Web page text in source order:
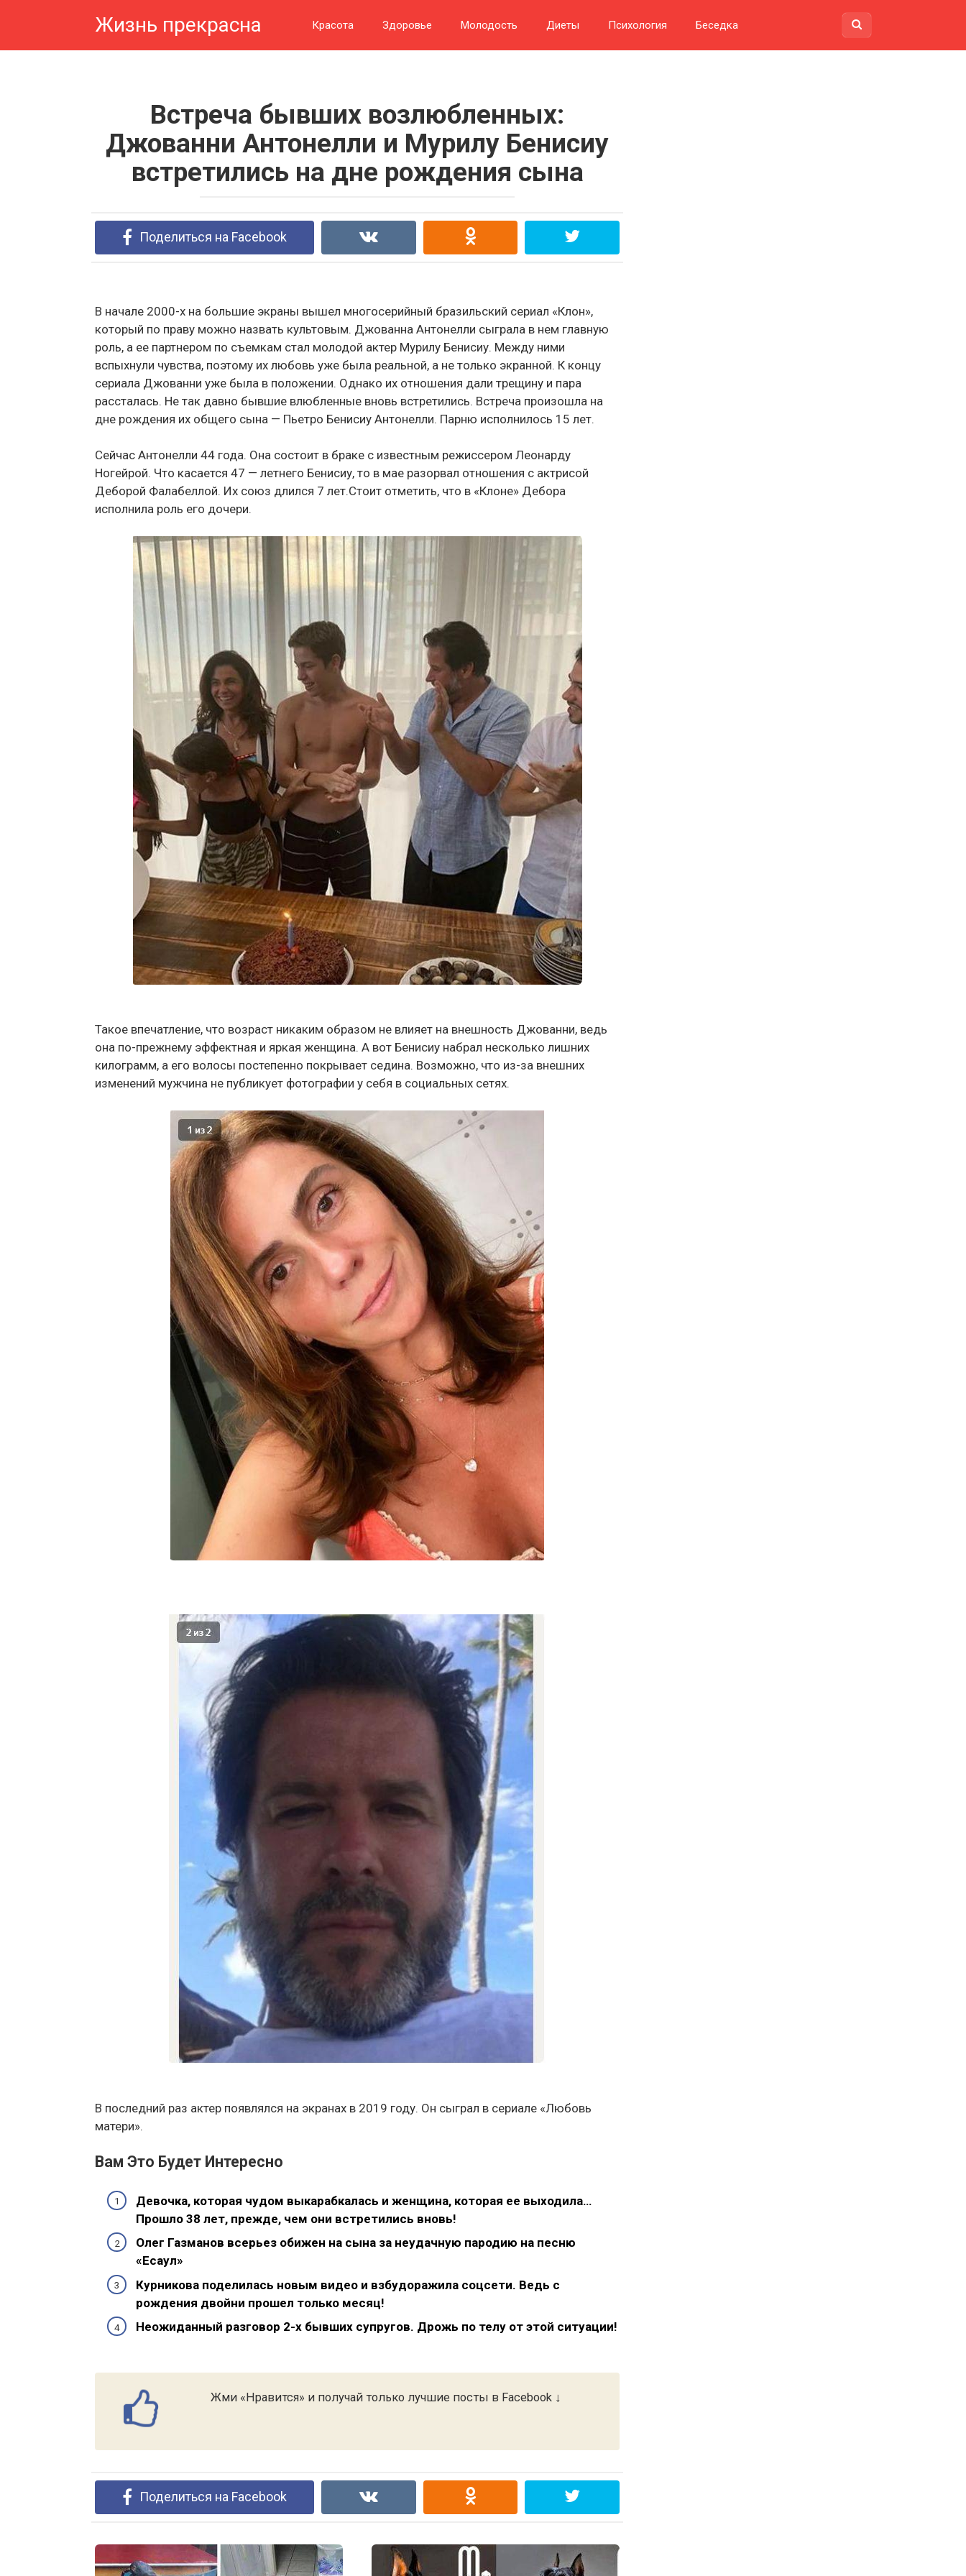
Жизнь прекрасна Красота Здоровье Молодость Диеты Психология Беседка
Встреча бывших возлюбленных:
Джованни Антонелли и Мурилу Бенисиу
встретились на дне рождения сына
Поделиться на Facebook
В начале 2000-х на большие экраны вышел многосерийный бразильский сериал «Клон»,
который по праву можно назвать культовым. Джованна Антонелли сыграла в нем главную
роль, а ее партнером по съемкам стал молодой актер Мурилу Бенисиу. Между ними
вспыхнули чувства, поэтому их любовь уже была реальной, а не только экранной. К концу
сериала Джованни уже была в положении. Однако их отношения дали трещину и пара
рассталась. Не так давно бывшие влюбленные вновь встретились. Встреча произошла на
дне рождения их общего сына — Пьетро Бенисиу Антонелли. Парню исполнилось 15 лет.
Сейчас Антонелли 44 года. Она состоит в браке с известным режиссером Леонарду
Ногейрой. Что касается 47 — летнего Бенисиу, то в мае разорвал отношения с актрисой
Деборой Фалабеллой. Их союз длился 7 лет.Стоит отметить, что в «Клоне» Дебора
исполнила роль его дочери.
Такое впечатление, что возраст никаким образом не влияет на внешность Джованни, ведь
она по-прежнему эффектная и яркая женщина. А вот Бенисиу набрал несколько лишних
килограмм, а его волосы постепенно покрывает седина. Возможно, что из-за внешних
изменений мужчина не публикует фотографии у себя в социальных сетях.
В последний раз актер появлялся на экранах в 2019 году. Он сыграл в сериале «Любовь
матери».
Вам Это Будет Интересно
Девочка, которая чудом выкарабкалась и женщина, которая ее выходила…
Прошло 38 лет, прежде, чем они встретились вновь!
Олег Газманов всерьез обижен на сына за неудачную пародию на песню
«Есаул»
Курникова поделилась новым видео и взбудоражила соцсети. Ведь с
рождения двойни прошел только месяц!
Неожиданный разговор 2-х бывших супругов. Дрожь по телу от этой ситуации!
Жми «Нравится» и получай только лучшие посты в Facebook ↓
Поделиться на Facebook